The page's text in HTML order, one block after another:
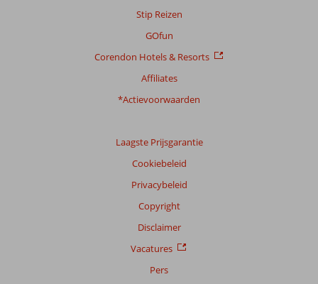
Stip Reizen
GOfun
Corendon Hotels & Resorts
Affiliates
*Actievoorwaarden
Laagste Prijsgarantie
Cookiebeleid
Privacybeleid
Copyright
Disclaimer
Vacatures
Pers